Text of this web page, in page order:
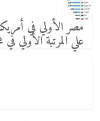
مصر الأولي في
علي المرتبة الأولي